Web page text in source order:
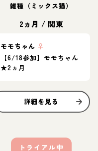
雑種（ミックス猫）
2ヵ月 / 関東
モモちゃん ♀
【6/18参加】モモちゃん
★2ヵ月
詳細を見る
トライアル中